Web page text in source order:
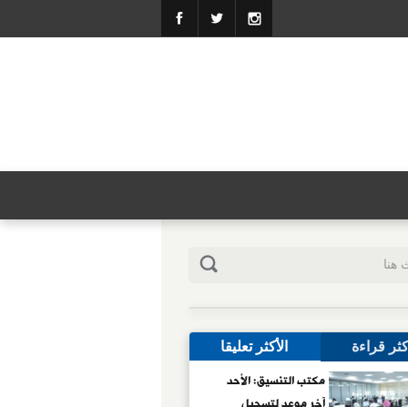
قراءة الأكثر تعليقا
مكتب التنسيق: الأحد